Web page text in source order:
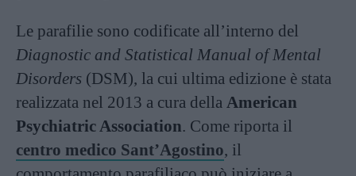
Le parafilie sono codificate all’interno del
Diagnostic and Statistical Manual of Mental
Disorders (DSM), la cui ultima edizione è stata
realizzata nel 2013 a cura della American
Psychiatric Association. Come riporta il
centro medico Sant’Agostino, il